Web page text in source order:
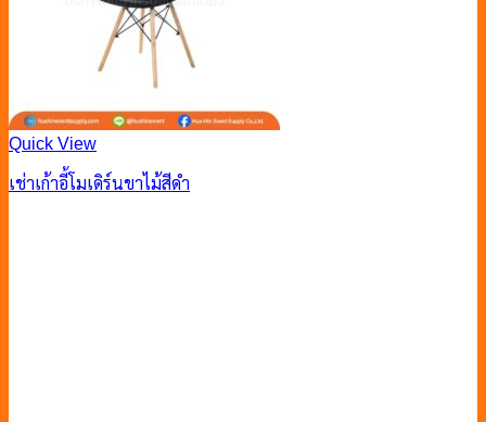
Quick View
เช่าเก้าอี้โมเดิร์นขาไม้สีดำ